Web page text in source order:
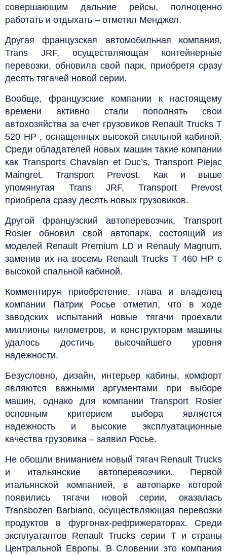
совершающим дальние рейсы, полноценно
работать и отдыхать – отметил Менджел.
Другaя французская автомобильная компания,
Trans JRF, осуществляющая контейнерные
перевозки, обновила свой парк, приобретя сразу
десять тягачей новой серии.
Вообще, французские компании к настоящему
времени активно стали пополнять свои
автохозяйства за счет грузовиков Renault Trucks T
520 HP , оснащенных высокой спальной кабиной.
Среди обладателей новых машин такие компании
как Transports Chavalan et Duc’s, Transport Piejac
Maingret, Transport Prevost. Как и выше
упомянутая Trans JRF, Transport Prevost
приобрела сразу десять новых грузовиков.
Другой французский автоперевозчик, Transport
Rosier обновил свой автопарк, состоящий из
моделей Renault Premium LD и Renauly Magnum,
заменив их на восемь Renault Trucks T 460 HP с
высокой спальной кабиной.
Комментируя приобретение, глава и владелец
компании Патрик Росье отметил, что в ходе
заводских испытаний новые тягачи проехали
миллионы километров, и конструкторам машины
удалось достичь высочайшего уровня
надежности.
Безусловно, дизайн, интерьер кабины, комфорт
являются важными аргументами при выборе
машин, однако для компании Transport Rosier
основным критерием выбора является
надежность и высокие эксплуатационные
качества грузовика – заявил Росье.
Не обошли вниманием новый тягач Renault Trucks
и итальянские автоперевозчики. Первой
итальянской компанией, в автопарке которой
появились тягачи новой серии, оказалась
Transbozen Barbiano, осуществляющая перевозки
продуктов в фургонах-рефрижераторах. Среди
эксплуатантов Renault Trucks серии T и страны
Центральной Европы. В Словении это компания